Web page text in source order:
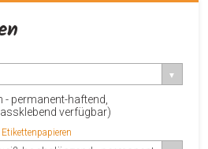
- permanent-haftend,
verfügbar)